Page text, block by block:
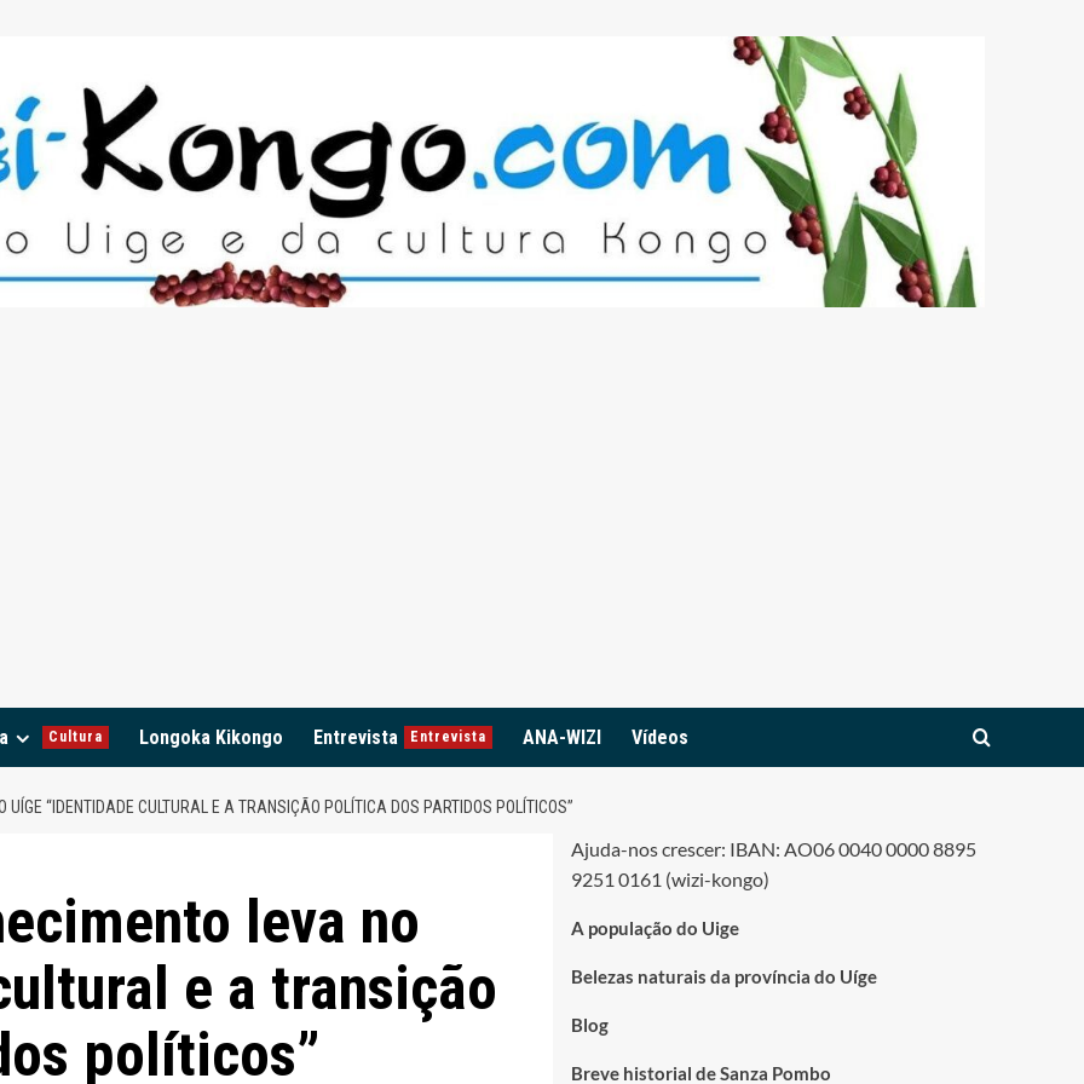
Cultura Longoka Kikongo Entrevista Entrevista ANA-WIZI Vídeos
UÍGE “IDENTIDADE CULTURAL E A TRANSIÇÃO POLÍTICA DOS PARTIDOS POLÍTICOS”
leva no
e a transição
políticos”
Ajuda-nos crescer: IBAN: AO06 0040 0000 8895
9251 0161 (wizi-kongo)
A população do Uige
Belezas naturais da província do Uíge
Blog
Breve historial de Sanza Pombo